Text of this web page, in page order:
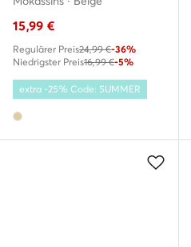
15,99 €
Regulärer Preis24,99 €-36%
Niedrigster Preis16,99 €-5%
extra -25% Code: SUMMER